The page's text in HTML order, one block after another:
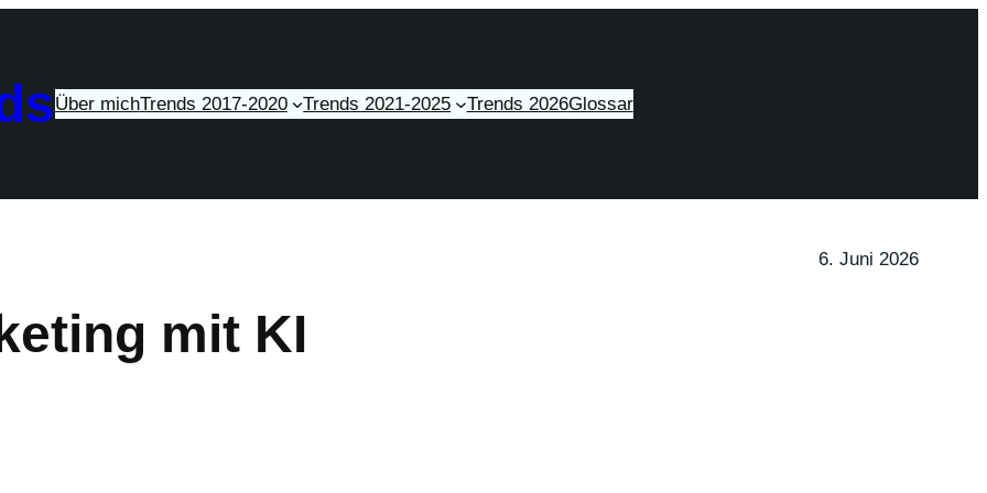
Über michTrends 2017-2020 Trends 2021-2025 Trends 2026Glossar
6. Juni 2026
mit KI